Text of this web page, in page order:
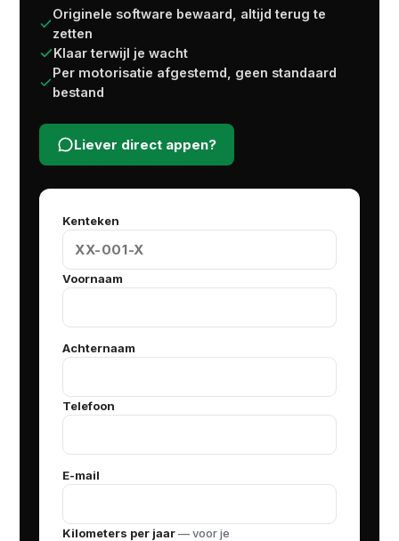
Originele software bewaard, altijd terug te
zetten
Klaar terwijl je wacht
Per motorisatie afgestemd, geen standaard
bestand
Liever direct appen?
Kenteken
Voornaam
Achternaam
Telefoon
E-mail
Kilometers per jaar— voor je